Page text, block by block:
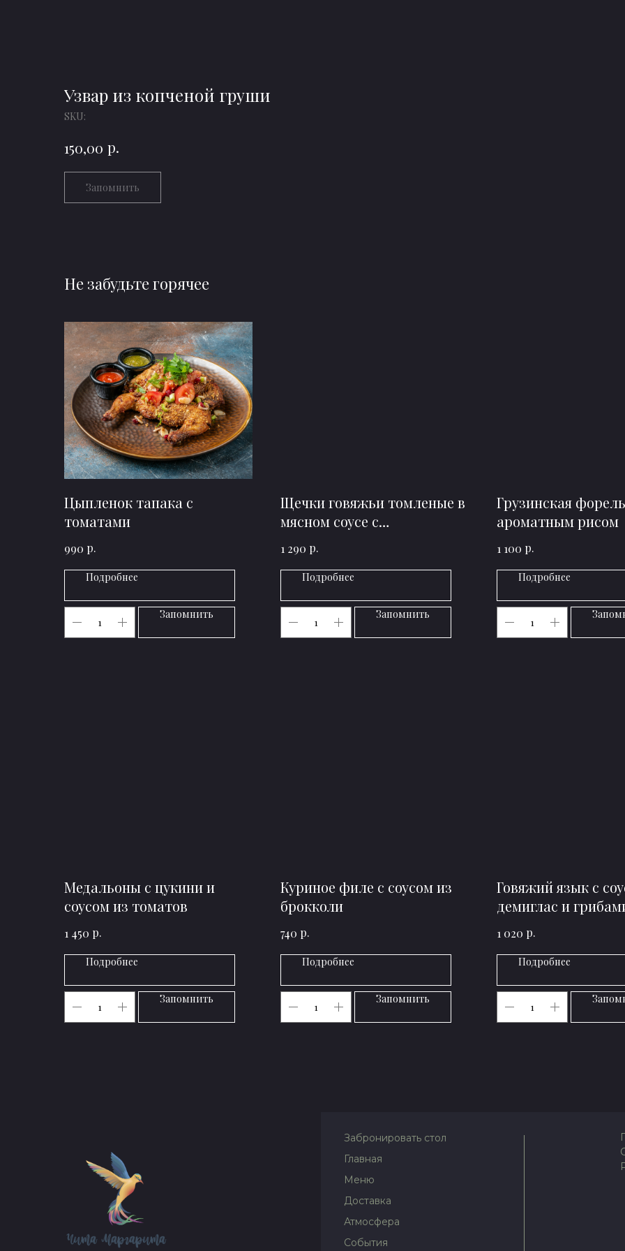
Узвар из копченой груши
SKU:
150,00 р.
Запомнить
Не забудьте горячее
Цыпленок тапака с
томатами
990 р.
Подробнее
Запомнить
Щечки говяжьи томленые в
мясном соусе с
1 290 р.
Подробнее
Запомнить
Грузинская
ароматным рисом
1 100 р.
Подробнее
Медальоны с цукини и
соусом из томатов
1 450 р.
Подробнее
Запомнить
Куриное филе с соусом из
брокколи
740 р.
Подробнее
Запомнить
Говяжий язык с
демиглас и
1 020 р.
Подробнее
Забронировать стол
Главная
Меню
Доставка
Атмосфера
События